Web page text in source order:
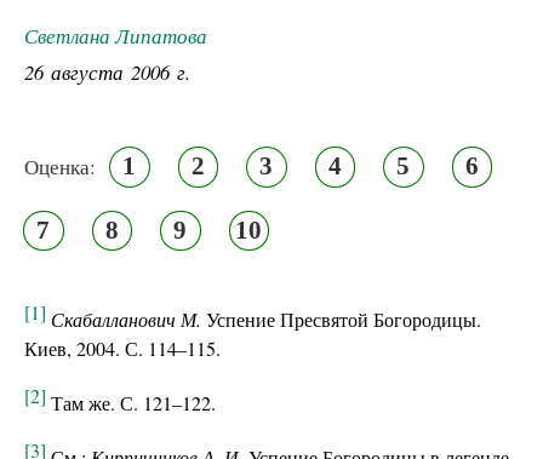
Светлана Липатова
26 августа 2006 г.
Оценка: 1 2 3 4 5 6
7 8 9 10
[1] Скабалланович М. Успение Пресвятой Богородицы.
Киев, 2004. С. 114–115.
[2] Там же. С. 121–122.
[3]